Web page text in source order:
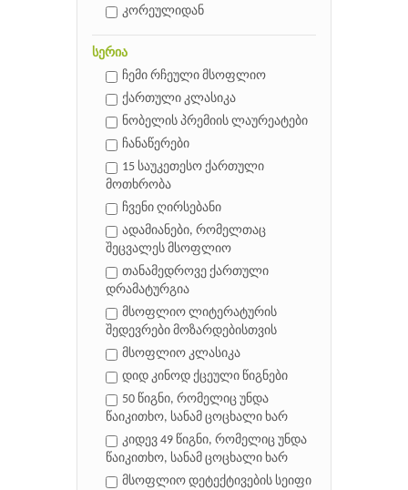
კორეულიდან
სერია
ჩემი რჩეული მსოფლიო
ქართული კლასიკა
ნობელის პრემიის ლაურეატები
ჩანაწერები
15 საუკეთესო ქართული
მოთხრობა
ჩვენი ღირსებანი
ადამიანები, რომელთაც
შეცვალეს მსოფლიო
თანამედროვე ქართული
დრამატურგია
მსოფლიო ლიტერატურის
შედევრები მოზარდებისთვის
მსოფლიო კლასიკა
დიდ კინოდ ქცეული წიგნები
50 წიგნი, რომელიც უნდა
წაიკითხო, სანამ ცოცხალი ხარ
კიდევ 49 წიგნი, რომელიც უნდა
წაიკითხო, სანამ ცოცხალი ხარ
მსოფლიო დეტექტივების სეიფი